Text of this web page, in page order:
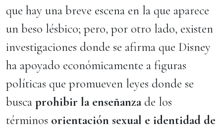
que hay una breve escena en la que aparece
un beso lésbico; pero, por otro lado, existen
investigaciones donde se afirma que Disney
ha apoyado económicamente a figuras
políticas que promueven leyes donde se
busca prohibir la enseñanza de los
términos orientación sexual e identidad de